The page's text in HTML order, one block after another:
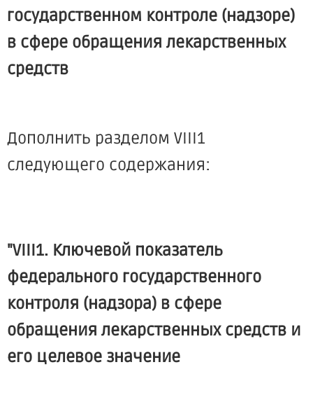
государственном контроле (надзоре)
в сфере обращения лекарственных
средств
Дополнить разделом VIII1
следующего содержания:
"VIII1. Ключевой показатель
федерального государственного
контроля (надзора) в сфере
обращения лекарственных средств и
его целевое значение